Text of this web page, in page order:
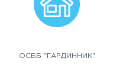
ОСББ "ГАРДИННИК"